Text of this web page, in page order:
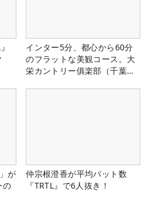
インター5分、都心から60分
のフラットな美観コース。大
栄カントリー俱楽部（千葉
が
の
仲宗根澄香が平均パット数
『TRTL』で6人抜き！